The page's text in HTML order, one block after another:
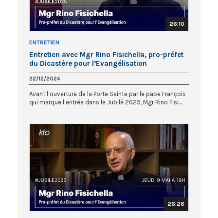
26:10
ENTRETIEN
Entretien avec Mgr Rino Fisichella, pro-préfet
du Dicastère pour l’Evangélisation
22/12/2024
Avant l’ouverture de la Porte Sainte par le pape François
qui marque l’entrée dans le Jubilé 2025, Mgr Rino Fisi...
26:26